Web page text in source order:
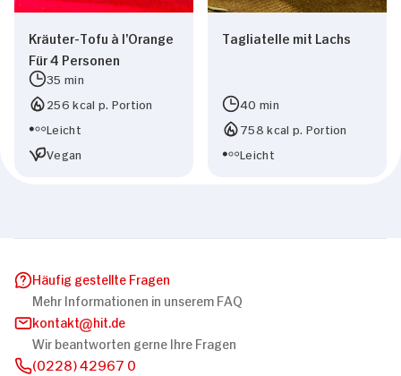
Kräuter-Tofu à l’Orange
Für 4 Personen
35 min
256 kcal p. Portion
Leicht
Vegan
Tagliatelle mit Lachs
40 min
758 kcal p. Portion
Leicht
Häufig gestellte Fragen
Mehr Informationen in unserem FAQ
kontakt
hit.de
Wir beantworten gerne Ihre Fragen
(0228) 42967 0